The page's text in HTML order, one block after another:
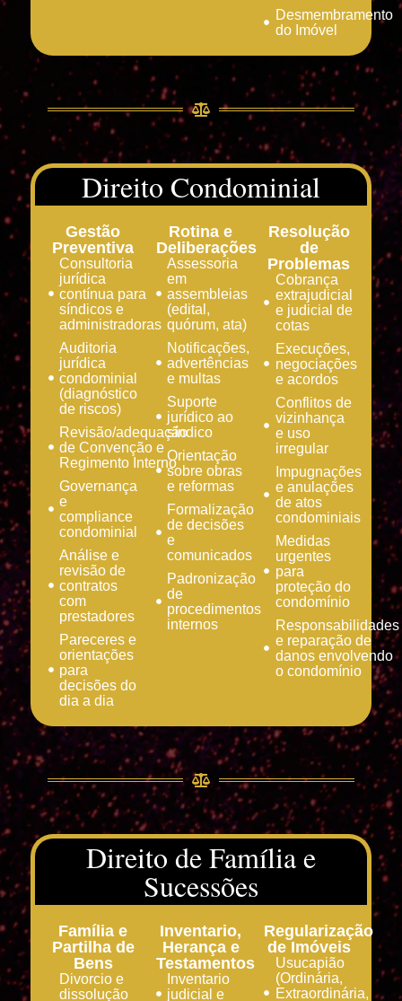
Desmembramento
do Imóvel
Direito Condominial
Gestão
Preventiva
Consultoria
jurídica
contínua para
síndicos e
administradoras
Auditoria
jurídica
condominial
(diagnóstico
de riscos)
Revisão/adequação
de Convenção e
Regimento Interno
Governança
e
compliance
condominial
Análise e
revisão de
contratos
com
prestadores
Pareceres e
orientações
para
decisões do
dia a dia
Rotina e
Deliberações
Assessoria
em
assembleias
(edital,
quórum, ata)
Notificações,
advertências
e multas
Suporte
jurídico ao
síndico
Orientação
sobre obras
e reformas
Formalização
de decisões
e
comunicados
Padronização
de
procedimentos
internos
Resolução
de
Problemas
Cobrança
extrajudicial
e judicial de
cotas
Execuções,
negociações
e acordos
Conflitos de
vizinhança
e uso
irregular
Impugnações
e anulações
de atos
condominiais
Medidas
urgentes
para
proteção do
condomínio
Responsabilidades
e reparação de
danos envolvendo
o condomínio
Direito de Família e
Sucessões
Família e
Partilha de
Bens
Divorcio e
dissolução
Inventario,
Herança e
Testamentos
Inventario
judicial e
Regularização
de Imóveis
Usucapião
(Ordinária,
Extraordinária,